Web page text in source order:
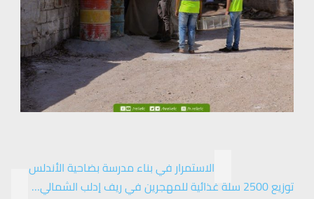
الاستمرار في بناء مدرسة بضاحية الأندلس…
توزيع 2500 سلة غذائية للمهجرين في ريف إدلب الشمالي…